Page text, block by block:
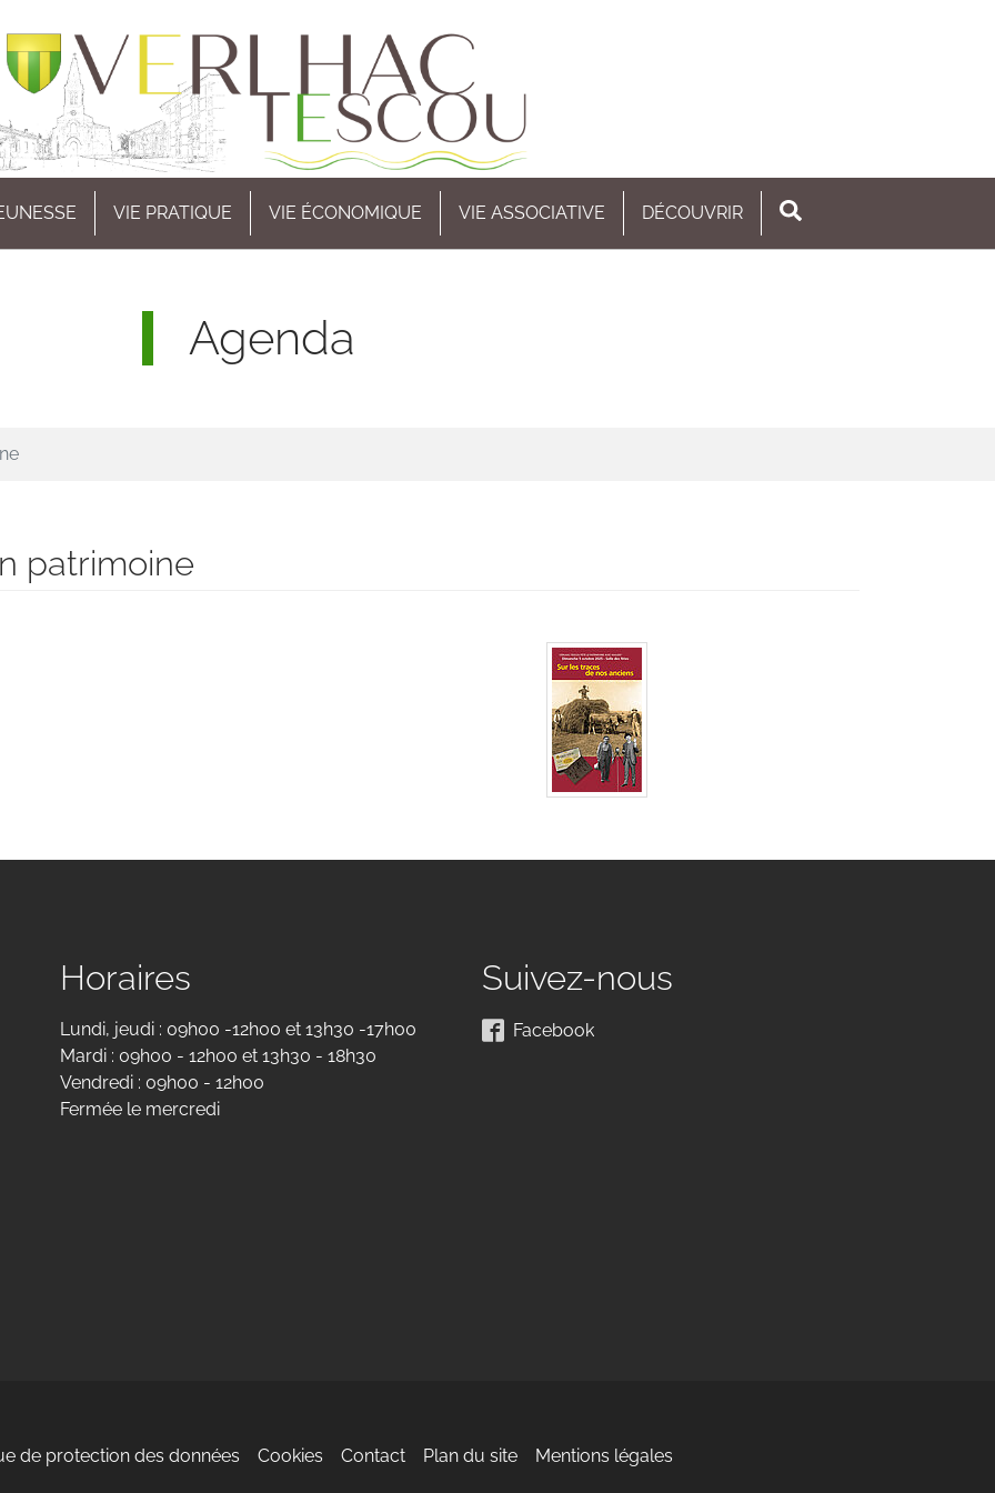
VIE PRATIQUE VIE ÉCONOMIQUE VIE ASSOCIATIVE DÉCOUVRIR
Agenda
patrimoine
Horaires
Lundi, jeudi : 09h00 -12h00 et 13h30 -17h00
Mardi : 09h00 - 12h00 et 13h30 - 18h30
Vendredi : 09h00 - 12h00
Fermée le mercredi
Suivez-nous
Facebook
de protection des données Cookies Contact Plan du site Mentions légales
des cookies